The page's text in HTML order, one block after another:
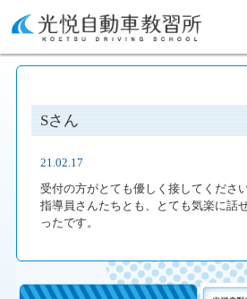
Sさん
21.02.17
受付の方がとても優しく接してくださ
指導員さんたちとも、とても気楽に話
ったです。